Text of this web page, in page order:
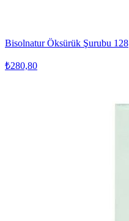
Bisolnatur Öksürük Şurubu 128
₺280,80